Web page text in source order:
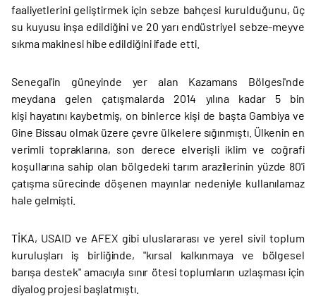
faaliyetlerini geliştirmek için sebze bahçesi kurulduğunu, üç
su kuyusu inşa edildiğini ve 20 yarı endüstriyel sebze-meyve
sıkma makinesi hibe edildiğini ifade etti.
Senegal'in güneyinde yer alan Kazamans Bölgesi'nde
meydana gelen çatışmalarda 2014 yılına kadar 5 bin
kişi hayatını kaybetmiş, on binlerce kişi de başta Gambiya ve
Gine Bissau olmak üzere çevre ülkelere sığınmıştı. Ülkenin en
verimli topraklarına, son derece elverişli iklim ve coğrafi
koşullarına sahip olan bölgedeki tarım arazilerinin yüzde 80'i
çatışma sürecinde döşenen mayınlar nedeniyle kullanılamaz
hale gelmişti.
TİKA, USAID ve AFEX gibi uluslararası ve yerel sivil toplum
kuruluşları iş birliğinde, "kırsal kalkınmaya ve bölgesel
barışa destek" amacıyla sınır ötesi toplumların uzlaşması için
diyalog projesi başlatmıştı.